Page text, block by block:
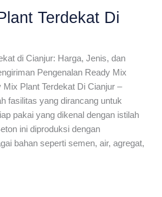
Terdekat Di
di Cianjur: Harga, Jenis, dan
Pengenalan Ready Mix
Mix Plant Terdekat Di Cianjur –
fasilitas yang dirancang untuk
pakai yang dikenal dengan istilah
ini diproduksi dengan
bahan seperti semen, air, agregat,